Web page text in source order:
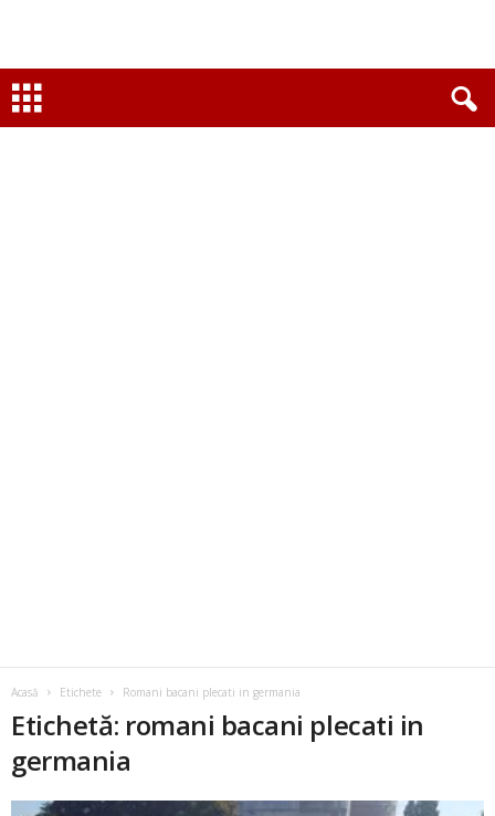
Acasă Etichete Romani bacani plecati in germania
Etichetă: romani bacani plecati in
germania